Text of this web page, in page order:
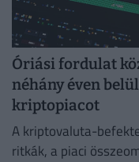
Óriási fordulat
néhány éven
kriptopiacot
A kriptovaluta-
ritkák, a piaci